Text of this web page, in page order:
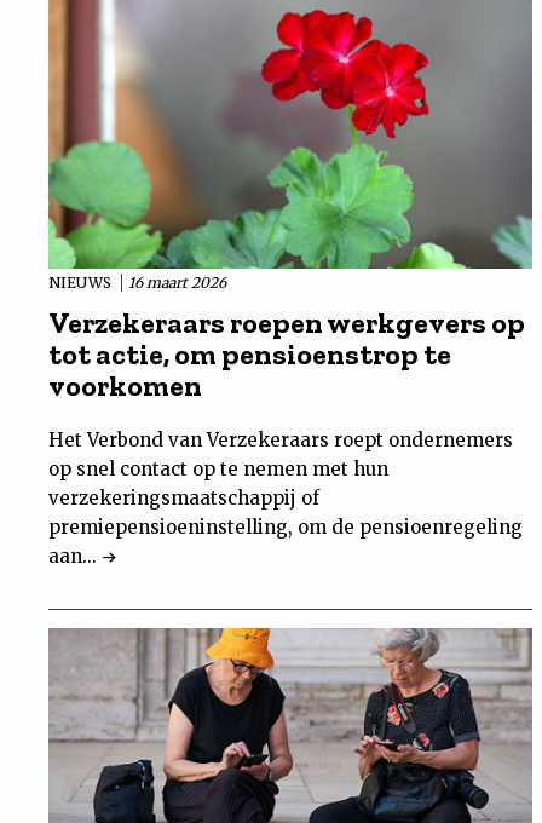
NIEUWS 16 maart 2026
Verzekeraars roepen werkgevers op
tot actie, om pensioenstrop te
voorkomen
Het Verbond van Verzekeraars roept ondernemers
op snel contact op te nemen met hun
verzekeringsmaatschappij of
premiepensioeninstelling, om de pensioenregeling
aan...